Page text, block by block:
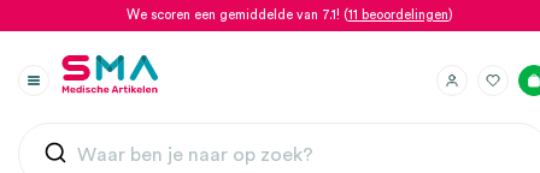
We scoren een gemiddelde van 7.1! (11 beoordelingen)